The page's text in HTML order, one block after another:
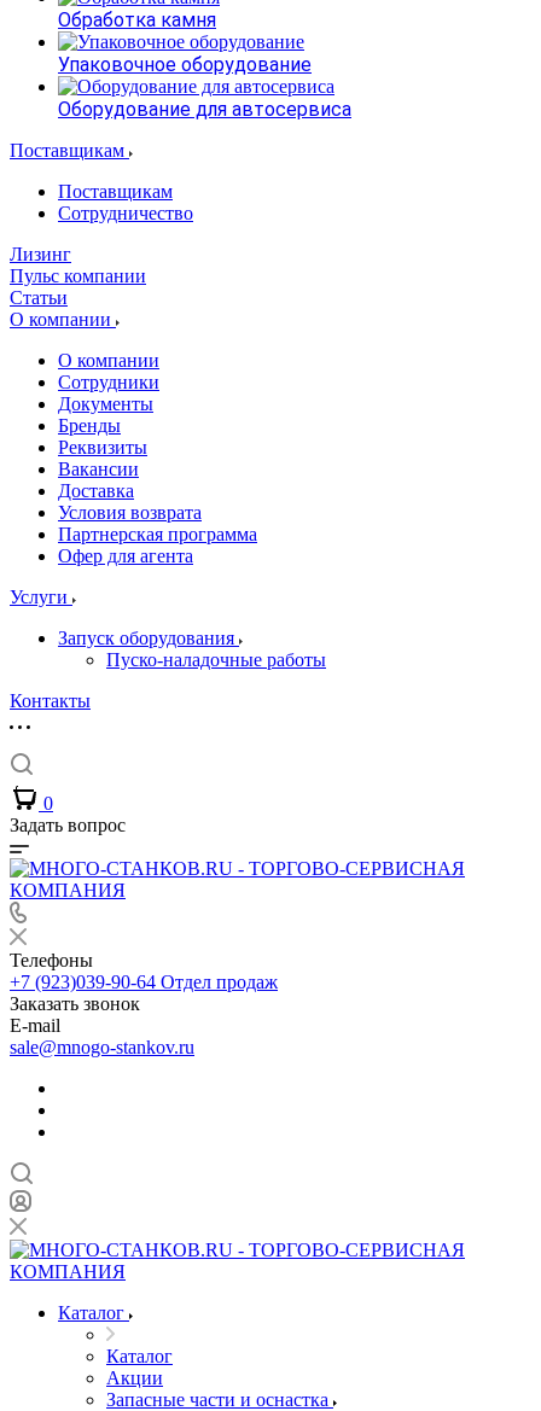
Обработка камня
Упаковочное оборудование
Оборудование для автосервиса
Поставщикам
Поставщикам
Сотрудничество
Лизинг
Пульс компании
Статьи
О компании
О компании
Сотрудники
Документы
Бренды
Реквизиты
Вакансии
Доставка
Условия возврата
Партнерская программа
Офер для агента
Услуги
Запуск оборудования
Пуско-наладочные работы
Контакты
0
Задать вопрос
Телефоны
+7 (923)039-90-64 Отдел продаж
Заказать звонок
E-mail
sale@mnogo-stankov.ru
Каталог
Каталог
Акции
Запасные части и оснастка